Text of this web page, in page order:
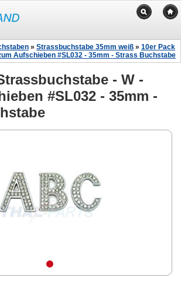
» Strassbuchstabe 35mm weiß » 10er Pack
Aufschieben #SL032 - 35mm - Strass Buchstabe
- W -
#SL032 - 35mm -